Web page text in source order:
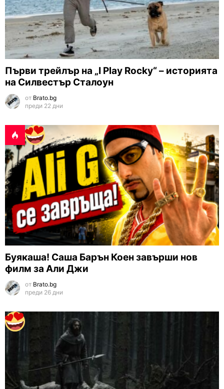
Първи трейлър на „I Play Rocky“ – историята
на Силвестър Сталоун
от Brato.bg
преди 22 дни
Буякаша! Саша Барън Коен завърши нов
филм за Али Джи
от Brato.bg
преди 26 дни